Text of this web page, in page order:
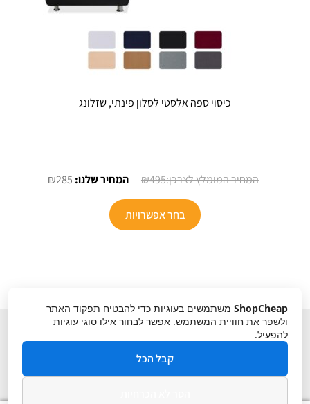
כיסוי ספה אלסטי לסלון פינתי, שזלונג
₪495
המחיר
המקורי
היה:
₪495.
₪285 המחיר
בחר אפשרויות
למוצר
לבחור
את
האפשרויות
המוצר
ShopCheap משתמשים בעוגיות כדי להבטיח תפקוד האתר
ולשפר את חוויית המשתמש. אפשר לבחור אילו סוגי עוגיות
להפעיל.
קבל הכל